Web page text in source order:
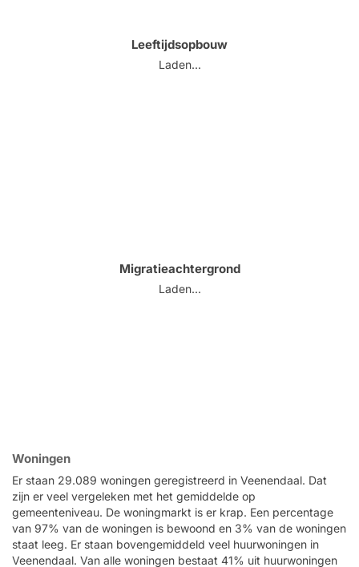
Leeftijdsopbouw
Laden...
Migratieachtergrond
Laden...
Woningen
Er staan 29.089 woningen geregistreerd in Veenendaal. Dat
zijn er veel vergeleken met het gemiddelde op
gemeenteniveau. De woningmarkt is er krap. Een percentage
van 97% van de woningen is bewoond en 3% van de woningen
staat leeg. Er staan bovengemiddeld veel huurwoningen in
Veenendaal. Van alle woningen bestaat 41% uit huurwoningen